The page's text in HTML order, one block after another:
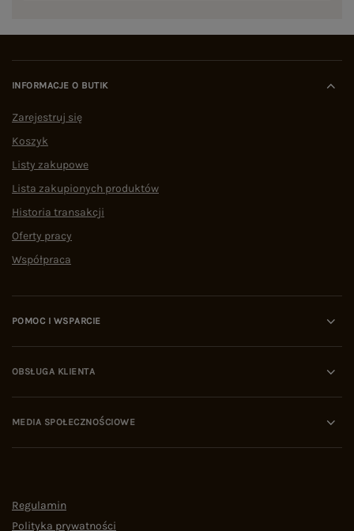
INFORMACJE O BUTIK
Zarejestruj się
Koszyk
Listy zakupowe
Lista zakupionych produktów
Historia transakcji
Oferty pracy
Współpraca
POMOC I WSPARCIE
OBSŁUGA KLIENTA
MEDIA SPOŁECZNOŚCIOWE
Regulamin
Polityka prywatności